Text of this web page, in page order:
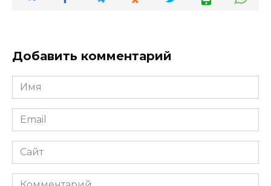
Добавить комментарий
Имя
*
Email
*
Сайт
Комментарий